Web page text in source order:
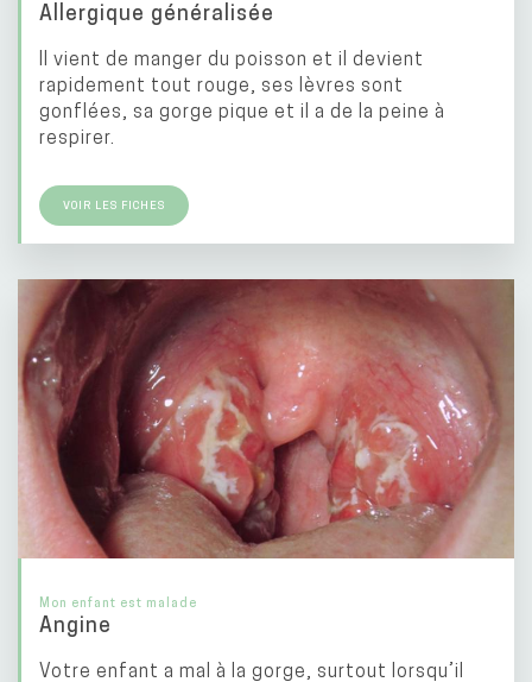
Allergique généralisée
Il vient de manger du poisson et il devient
rapidement tout rouge, ses lèvres sont
gonflées, sa gorge pique et il a de la peine à
respirer.
VOIR LES FICHES
Mon enfant est malade
Angine
Votre enfant a mal à la gorge, surtout lorsqu’il